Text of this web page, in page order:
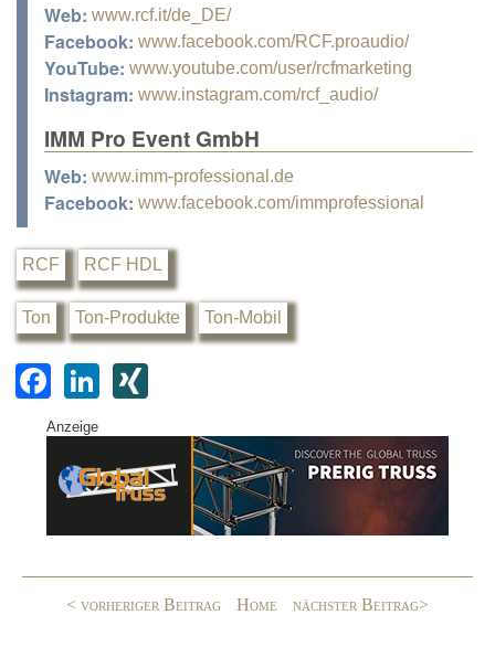
Web: www.rcf.it/de_DE/
Facebook: www.facebook.com/RCF.proaudio/
YouTube: www.youtube.com/user/rcfmarketing
Instagram: www.instagram.com/rcf_audio/
IMM Pro Event GmbH
Web: www.imm-professional.de
Facebook: www.facebook.com/immprofessional
RCF RCF HDL
Ton Ton-Produkte Ton-Mobil
F
a
c
e
o
Li
k
e
G
Anzeige
< vorheriger Beitrag Home nächster Beitrag>